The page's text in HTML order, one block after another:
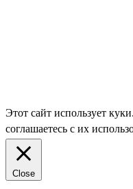
Этот сайт использует
соглашаетесь с их
Close